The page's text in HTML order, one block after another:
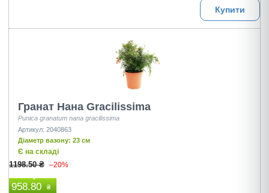
Купити
Гранат Нана Gracilissima
Punica granatum nana gracilissima
Артикул: 2040863
Діаметр вазону: 23 см
Є на складі
1198.50 ₴ –20%
958.80 ₴